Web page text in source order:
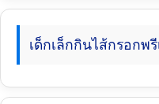
เด็กเล็กกินไส้กรอกพ